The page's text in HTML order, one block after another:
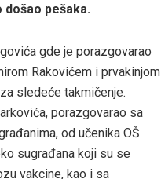
došao pešaka.
gde je porazgovarao
Rakovićem i prvakinjom
sledeće takmičenje.
porazgovarao sa
od učenika OŠ
sugrađana koji su se
vakcine, kao i sa